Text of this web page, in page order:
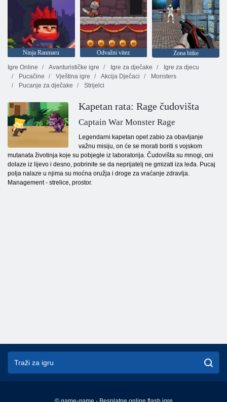
Ninja Ranmaru Odvažni vitez
Zona bitke
Igre Online
Avanturističke igre Igre za dječake
Igre za djecu
Pucačine
Vještina igre Akcija Dječaci
Monsters
Pucanje za dječake
Strijelci
Kapetan rata: Rage čudovišta
Captain War Monster Rage
Legendarni kapetan opet zabio za obavljanje
važnu misiju, on će se morati boriti s vojskom
mutanata životinja koje su pobjegle iz laboratorija. Čudovišta su mnogi, oni
dolaze iz lijevo i desno, pobrinite se da neprijatelj ne gmizati iza leđa. Pucaj
polja nalaze u njima su moćna oružja i droge za vraćanje zdravlja.
Management - strelice, prostor.